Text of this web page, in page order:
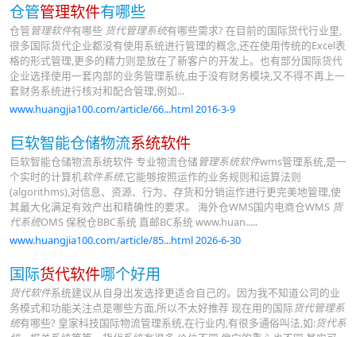
仓管管理软件有哪些
仓管管理软件有哪些 货代管理系统有哪些需求? 在目前的国际货代行业里,
很多国际货代企业都没有使用系统进行管理的概念,还在使用传统的Excel表
格的形式管理,更多的精力则是放在了新客户的开发上。也有部分国际货代
企业选择使用一套内部的业务管理系统,由于没有财务模块,又不得不再上一
套财务系统进行核对和配合管理,例如...
www.huangjia100.com/article/66...html 2016-3-9
巨软智能仓储物流系统软件
巨软智能仓储物流系统软件 专业物流仓储管理系统软件wms管理系统,是一
个实时的计算机软件系统,它能够按照运作的业务规则和运算法则
(algorithms),对信息、资源、行为、存货和分销运作进行更完美地管理,使
其最大化满足有效产出和精确性的要求。 海外仓WMS国内电商仓WMS 货
代系统OMS 保税仓BBC系统 直邮BC系统 www.huan.....
www.huangjia100.com/article/85...html 2026-6-30
国际货代软件哪个好用
货代软件系统建议从自身出发选择更适合自己的。因为我不知道公司的业
务模式和功能关注点是哪些方面,所以不太好推荐 现在用的国际 货代管理系
统有哪些? 皇家科技国际物流管理系统,在行业内,有很多通俗叫法,如:货代系